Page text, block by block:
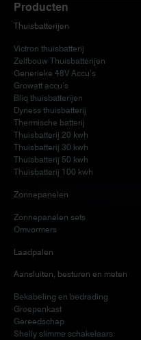
Producten
Thuisbatterijen
Victron thuisbatterij
Zelfbouw Thuisbatterijen
Generieke 48V Accu’s
Growatt accu’s
Bliq thuisbatterijen
Dyness thuisbatterij
Thermische batterij
Thuisbatterij 20 kwh
Thuisbatterij 30 kwh
Thuisbatterij 50 kwh
Thuisbatterij 100 kwh
Zonnepanelen
Zonnepanelen sets
Omvormers
Laadpalen
Aansluiten, besturen en meten
Bekabeling en bedrading
Groepenkast
Gereedschap
Shelly slimme schakelaars